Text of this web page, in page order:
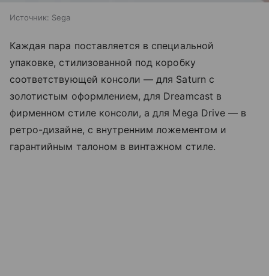
Источник: Sega
Каждая пара поставляется в специальной
упаковке, стилизованной под коробку
соответствующей консоли — для Saturn с
золотистым оформлением, для Dreamcast в
фирменном стиле консоли, а для Mega Drive — в
ретро-дизайне, с внутренним ложементом и
гарантийным талоном в винтажном стиле.